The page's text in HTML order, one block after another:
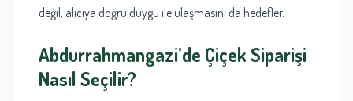
değil, alıcıya doğru duygu ile ulaşmasını da hedefler.
Abdurrahmangazi’de Çiçek Siparişi
Nasıl Seçilir?